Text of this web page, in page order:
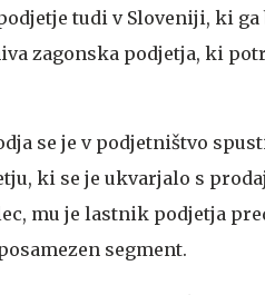
tudi v Sloveniji, ki
zagonska podjetja, ki
se je v podjetništvo
ki se je ukvarjalo s
mu je lastnik podjetja
segment.